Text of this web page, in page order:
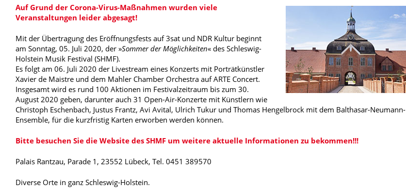
Auf Grund der Corona-Virus-Maßnahmen wurden viele
Veranstaltungen leider abgesagt!
Mit der Übertragung des Eröffnungsfests auf 3sat und NDR Kultur beginnt
am Sonntag, 05. Juli 2020, der »Sommer der Möglichkeiten« des Schleswig-
Holstein Musik Festival (SHMF).
Es folgt am 06. Juli 2020 der Livestream eines Konzerts mit Porträtkünstler
Xavier de Maistre und dem Mahler Chamber Orchestra auf ARTE Concert.
Insgesamt wird es rund 100 Aktionen im Festivalzeitraum bis zum 30.
August 2020 geben, darunter auch 31 Open-Air-Konzerte mit Künstlern wie
Christoph Eschenbach, Justus Frantz, Avi Avital, Ulrich Tukur und Thomas Hengelbrock mit dem Balthasar-Neumann-
Ensemble, für die kurzfristig Karten erworben werden können.
Bitte besuchen Sie die Website des SHMF um weitere aktuelle Informationen zu bekommen!!!
Palais Rantzau, Parade 1, 23552 Lübeck, Tel. 0451 389570
Diverse Orte in ganz Schleswig-Holstein.